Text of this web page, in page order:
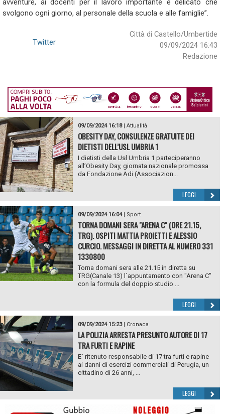
avventure, ai docenti per il lavoro importante e delicato che
svolgono ogni giorno, al personale della scuola e alle famiglie”.
Città di Castello/Umbertide
09/09/2024 16:43
Redazione
Twitter
09/09/2024 16:18| Attualità
OBESITY DAY, CONSULENZE GRATUITE DEI
DIETISTI DELL’USL UMBRIA 1
I dietisti della Usl Umbria 1 parteciperanno
all’Obesity Day, giornata nazionale promossa
da Fondazione Adi (Associazion...
LEGGI
09/09/2024 16:04| Sport
TORNA DOMANI SERA "ARENA C" (ORE 21.15,
TRG). OSPITI MATTIA PROIETTI E ALESSIO
CURCIO. MESSAGGI IN DIRETTA AL NUMERO 331
1330800
Torna domani sera alle 21.15 in diretta su
TRG(Canale 13) l`appuntamento con "Arena C"
con la formula del doppio studio ...
LEGGI
09/09/2024 15:23| Cronaca
LA POLIZIA ARRESTA PRESUNTO AUTORE DI 17
TRA FURTI E RAPINE
E` ritenuto responsabile di 17 tra furti e rapine
ai danni di esercizi commerciali di Perugia, un
cittadino di 26 anni, ...
LEGGI